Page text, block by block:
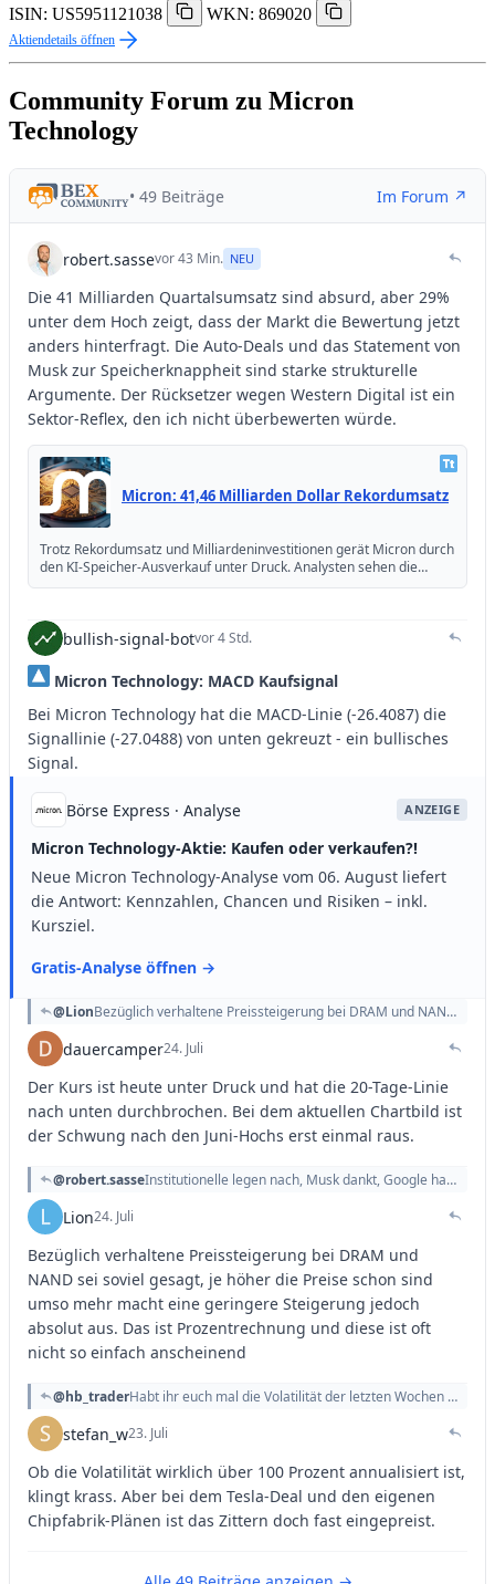
ISIN: US5951121038
WKN: 869020
Aktiendetails öffnen
Community Forum zu Micron
Technology